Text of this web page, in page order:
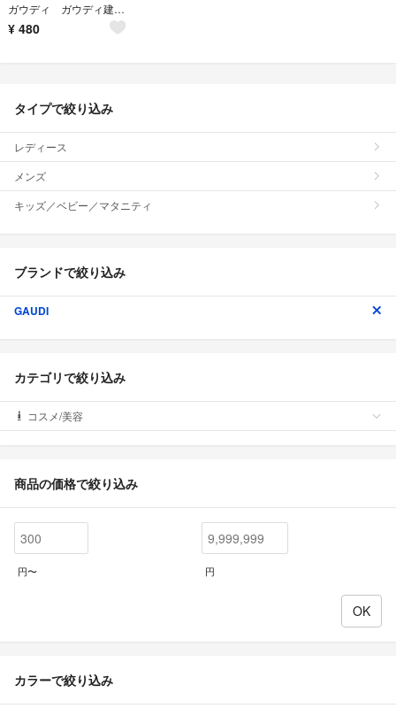
ガウディ ガウディ建築 ポストカード６枚セット
¥ 480
タイプで絞り込み
レディース
メンズ
キッズ／ベビー／マタニティ
ブランドで絞り込み
GAUDI
カテゴリで絞り込み
コスメ/美容
商品の価格で絞り込み
円〜 円
カラーで絞り込み